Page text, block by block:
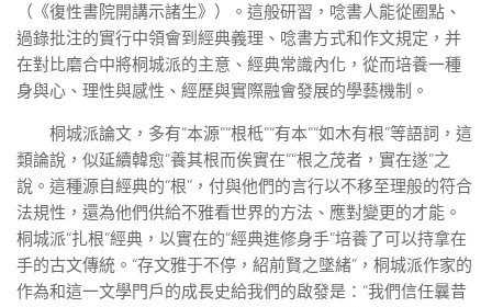
（《復性書院開講示諸生》）。這般研習，唸書人能從圈點、
過錄批注的實行中領會到經典義理、唸書方式和作文規定，并
在對比磨合中將桐城派的主意、經典常識內化，從而培養一種
身與心、理性與感性、經歷與實際融會發展的學藝機制。
桐城派論文，多有“本源”“根柢”“有本”“如木有根”等語詞，這
類論說，似延續韓愈“養其根而俟實在”“根之茂者，實在遂”之
說。這種源自經典的“根”，付與他們的言行以不移至理般的符合
法規性，還為他們供給不雅看世界的方法、應對變更的才能。
桐城派“扎根”經典，以實在的“經典進修身手”培養了可以持拿在
手的古文傳統。“存文雅于不停，紹前賢之墜緒”，桐城派作家的
作為和這一文學門戶的成長史給我們的啟發是：“我們信任曩昔